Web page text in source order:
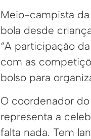
Meio-campista da
bola desde
“A participação
com as
bolso para
O coordenador
representa a
falta nada. Tem